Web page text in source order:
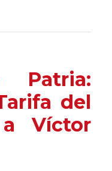
Patria:
del
Víctor